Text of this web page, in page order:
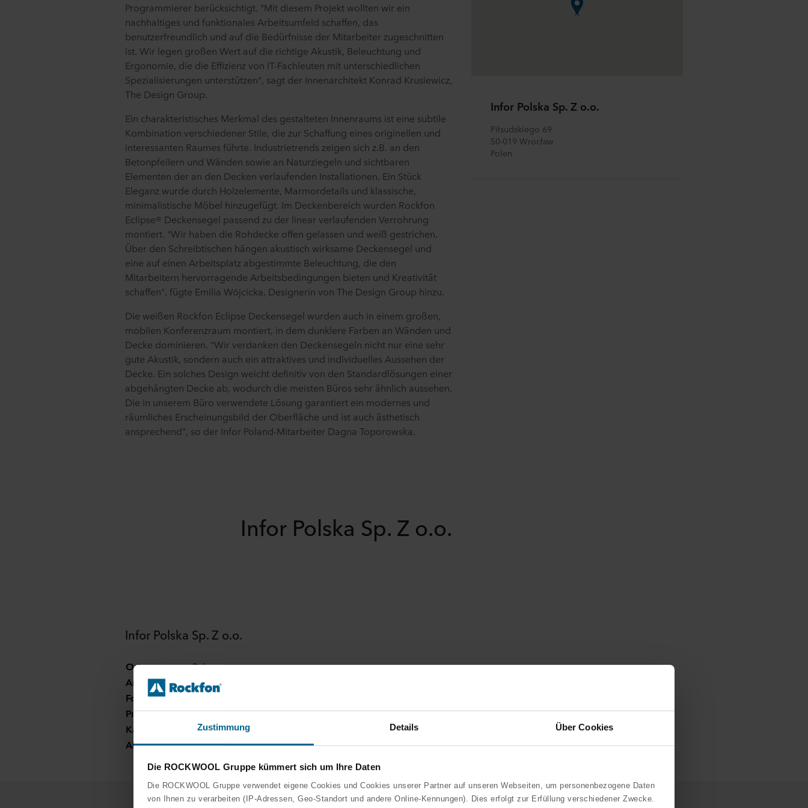
Zustimmung Details Über Cookies
Die ROCKWOOL Gruppe kümmert sich um Ihre Daten
Die ROCKWOOL Gruppe verwendet eigene Cookies und Cookies unserer Partner auf unseren Webseiten, um personenbezogene Daten
von Ihnen zu verarbeiten (IP-Adressen, Geo-Standort und andere Online-Kennungen). Dies erfolgt zur Erfüllung verschiedener Zwecke.
Programmierer berücksichtigt. "Mit diesem Projekt wollten wir ein
nachhaltiges und funktionales Arbeitsumfeld schaffen, das
benutzerfreundlich und auf die Bedürfnisse der Mitarbeiter zugeschnitten
ist. Wir legen großen Wert auf die richtige Akustik, Beleuchtung und
Ergonomie, die die Effizienz von IT-Fachleuten mit unterschiedlichen
Spezialisierungen unterstützen", sagt der Innenarchitekt Konrad Krusiewicz,
The Design Group.
Ein charakteristisches Merkmal des gestalteten Innenraums ist eine subtile
Kombination verschiedener Stile, die zur Schaffung eines originellen und
interessanten Raumes führte. Industrietrends zeigen sich z.B. an den
Betonpfeilern und Wänden sowie an Naturziegeln und sichtbaren
Elementen der an den Decken verlaufenden Installationen. Ein Stück
Eleganz wurde durch Holzelemente, Marmordetails und klassische,
minimalistische Möbel hinzugefügt. Im Deckenbereich wurden Rockfon
Eclipse® Deckensegel passend zu der linear verlaufenden Verrohrung
montiert. "Wir haben die Rohdecke offen gelassen und weiß gestrichen.
Über den Schreibtischen hängen akustisch wirksame Deckensegel und
eine auf einen Arbeitsplatz abgestimmte Beleuchtung, die den
Mitarbeitern hervorragende Arbeitsbedingungen bieten und Kreativität
schaffen", fügte Emilia Wójcicka, Designerin von The Design Group hinzu.
Die weißen Rockfon Eclipse Deckensegel wurden auch in einem großen,
mobilen Konferenzraum montiert, in dem dunklere Farben an Wänden und
Decke dominieren. "Wir verdanken den Deckensegeln nicht nur eine sehr
gute Akustik, sondern auch ein attraktives und individuelles Aussehen der
Decke. Ein solches Design weicht definitiv von den Standardlösungen einer
abgehängten Decke ab, wodurch die meisten Büros sehr ähnlich aussehen.
Die in unserem Büro verwendete Lösung garantiert ein modernes und
räumliches Erscheinungsbild der Oberfläche und ist auch ästhetisch
ansprechend", so der Infor Poland-Mitarbeiter Dagna Toporowska.
Infor Polska Sp. Z o.o.
Piłsudskiego 69
50-019 Wrocław
Polen
Infor Polska Sp. Z o.o.
Infor Polska Sp. Z o.o.
Ort:
Polen
Architekt:
The Design Group
Fotograf:
Produkte:
Rockfon Eclipse®,Rockfon Mono® Acoustic
Kanten:
A
Abmessungen:1160 x 1160